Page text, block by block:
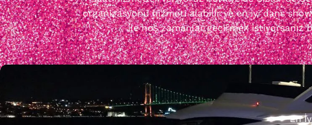
organizasyonu hizmeti alabilir ve en iyi dans
ile hoş zamanlar geçirmek
En